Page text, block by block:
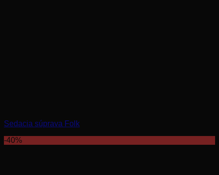
Sedacia súprava Folk
-40%